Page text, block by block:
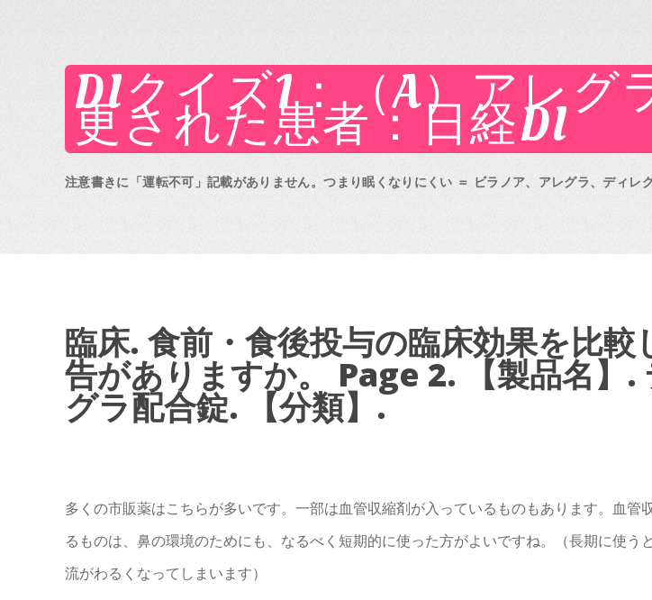
DIクイズ1：（A）アレグ
更された患者：日経DI
注意書きに「運転不可」記載がありません。つまり眠くなりにくい ＝ ビラノア、アレグラ、ディレ
臨床. 食前・食後投与の臨床効果を比較
告がありますか。 Page 2. 【製品名】.
グラ配合錠. 【分類】.
多くの市販薬はこちらが多いです。一部は血管収縮剤が入っているものもあります。血管
るものは、鼻の環境のためにも、なるべく短期的に使った方がよいですね。（長期に使う
流がわるくなってしまいます）